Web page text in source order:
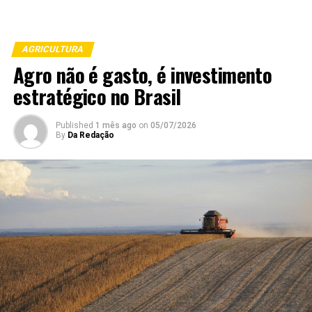
AGRICULTURA
Agro não é gasto, é investimento
estratégico no Brasil
Published 1 mês ago on 05/07/2026
By Da Redação